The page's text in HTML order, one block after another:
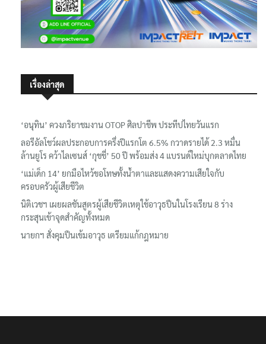
เรื่องล่าสุด
‘อนุทิน’ ควงภริยาชมงาน OTOP ศิลปาชีพ ประทีปไทยวันแรก
ลอรีอัลโชว์ผลประกอบการครึ่งปีแรกโต 6.5% กวาดรายได้ 2.3 หมื่น
ล้านยูโร คว้าไลเซนส์ ‘กุชชี่’ 50 ปี พร้อมส่ง 4 แบรนด์ใหม่บุกตลาดไทย
‘แม่เด็ก 14’ ยกมือไหว้ขอโทษทั้งน้ำตาและแสดงความเสียใจกับ
ครอบครัวผู้เสียชีวิต
นิติเวชฯ เผยผลชันสูตรผู้เสียชีวิตเหตุใช้อาวุธปืนในโรงเรียน 8 ร่าง
กระสุนเข้าจุดสำคัญทั้งหมด
นายกฯ สั่งคุมปืนเข้มอาวุธ เตรียมแก้กฎหมาย